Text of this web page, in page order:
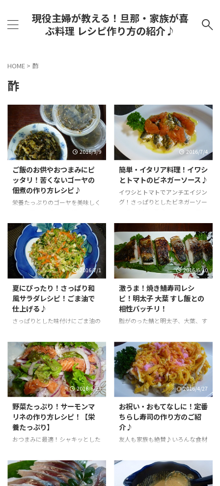
現役主婦が教える！旦那・家族が喜
ぶ料理 レシピ作り方の紹介♪
HOME > 酢
酢
2016/9/9
ご飯のお供やおつまみにピ
ッタリ！苦くないゴーヤの
佃煮の作り方レシピ♪
栄養たっぷりのゴーヤを美味しく
おつまみに！小分けにして冷凍保
存しておくとその都度食べられて
便利♪
2016/7/4
簡単・イタリア料理！イワシ
とトマトのビネガーソース♪
イワシとトマトでアンチエイジン
グ！さっぱりとしたビネガーソー
理！おつまみ・メインのおかずに
も♪
2016/7/1
夏にぴったり！さっぱり和
風サラダレシピ！ごま油で
仕上げる♪
さっぱりとした味付けにごま油の
た食感で食欲アップ！これからの
季節にぴったり！栄養のバランス
もバッチリのサラダレシピ♪
2016/6/30
激うま！焼き鯖寿司レシ
ピ！明太子 大葉 すし飯との
相性バッチリ！
脂がのった鯖と明太子、大葉、す
おもてなしにも(*'▽')
2016/6/23
野菜たっぷり！サーモンマ
リネの作り方レシピ！【栄
養たっぷり】
おつまみに最適！シャキッとした
モンの相性バッチリ！簡単なのに
豪華に見えるサーモンマリネ♪
2016/4/27
お祝い・おもてなしに！定番
ちらし寿司の作り方のご紹
介♪
友人も家族も絶賛♪いろんな食材
やっぱり、ちらし寿司に入れる具
は手作りが一番(^^)v